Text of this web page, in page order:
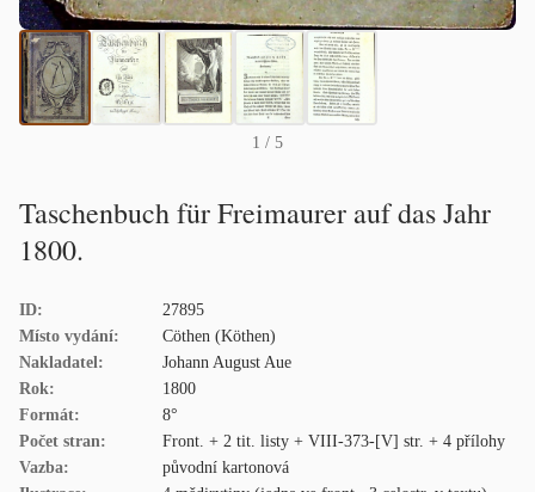
1 / 5
Taschenbuch für Freimaurer auf das Jahr
1800.
ID:
27895
Místo vydání:
Cöthen (Köthen)
Nakladatel:
Johann August Aue
Rok:
1800
Formát:
8°
Počet stran:
Front. + 2 tit. listy + VIII-373-[V] str. + 4 přílohy
Vazba:
původní kartonová